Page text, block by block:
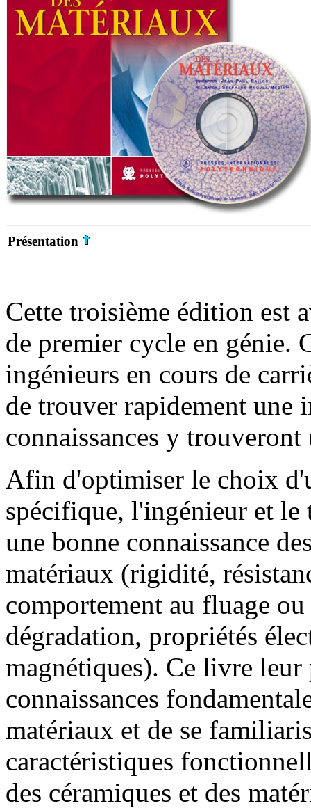
Présentation
Cette troisième édition est
de premier cycle en génie.
ingénieurs en cours de
de trouver rapidement
connaissances y
Afin d'optimiser le choix
spécifique, l'ingénieur et le
une bonne connaissance
matériaux (rigidité,
comportement au fluage
dégradation, propriétés
magnétiques). Ce livre leur
connaissances
matériaux et de se
caractéristiques
des céramiques et des